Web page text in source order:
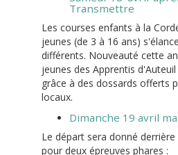
Transmettre
Les courses enfants à la
jeunes (de 3 à 16 ans)
différents. Nouveauté cette
jeunes des Apprentis
grâce à des dossards offerts
locaux.
Dimanche 19 avril
Le départ sera donné
pour deux épreuves phares :